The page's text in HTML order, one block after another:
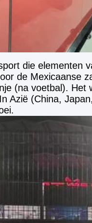
die elementen
de Mexicaanse
(na voetbal). Het
Azië (China,